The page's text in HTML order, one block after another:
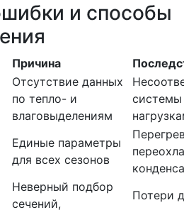
и способы
Причина
Отсутствие данных
по тепло- и
влаговыделениям
Единые параметры
для всех сезонов
Неверный подбор
сечений,
Потери